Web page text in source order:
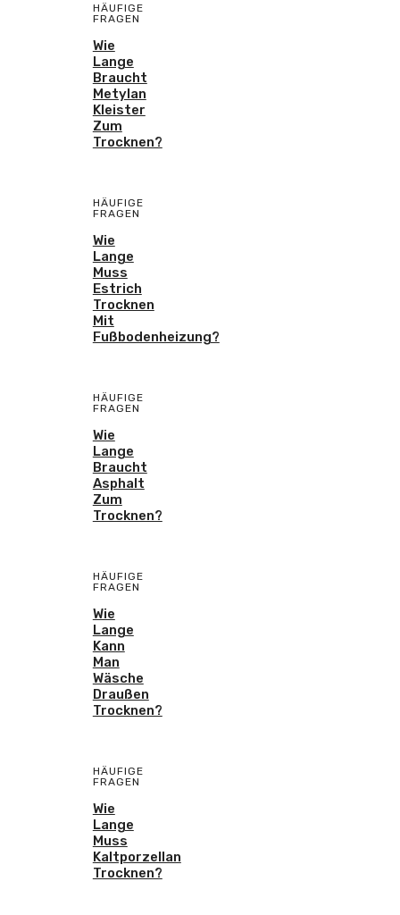
HÄUFIGE
FRAGEN
Wie
Lange
Braucht
Metylan
Kleister
Zum
Trocknen?
HÄUFIGE
FRAGEN
Wie
Lange
Muss
Estrich
Trocknen
Mit
Fußbodenheizung?
HÄUFIGE
FRAGEN
Wie
Lange
Braucht
Asphalt
Zum
Trocknen?
HÄUFIGE
FRAGEN
Wie
Lange
Kann
Man
Wäsche
Draußen
Trocknen?
HÄUFIGE
FRAGEN
Wie
Lange
Muss
Kaltporzellan
Trocknen?